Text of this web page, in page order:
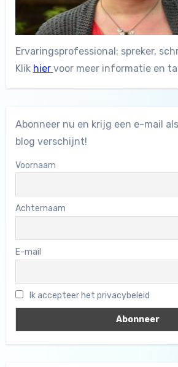
Ervaringsprofessional: spreker,
Klik hier voor meer informatie en
Abonneer nu en krijg een e-mail
blog verschijnt!
Voornaam
Achternaam
E-mail
Ik accepteer het privacybeleid